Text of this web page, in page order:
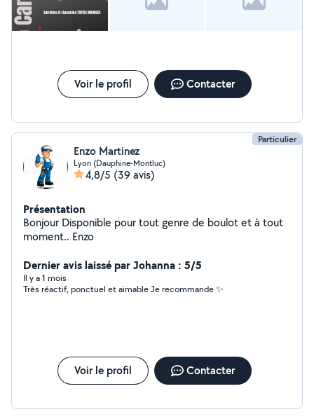
Voir le profil Contacter
Particulier
Enzo Martinez
Lyon (Dauphine-Montluc)
4,8/5 (39 avis)
Présentation
Bonjour Disponible pour tout genre de boulot et à tout
moment.. Enzo
Dernier avis laissé par Johanna : 5/5
Il y a 1 mois
Très réactif, ponctuel et aimable Je recommande ✨
Voir le profil Contacter